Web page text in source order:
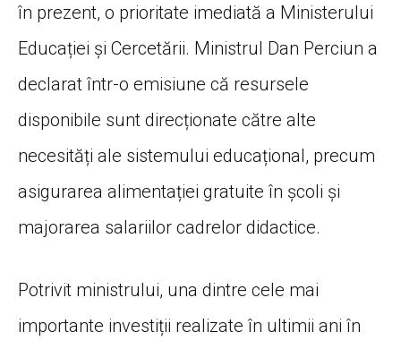
în prezent, o prioritate imediată a Ministerului
Educației și Cercetării. Ministrul Dan Perciun a
declarat într-o emisiune că resursele
disponibile sunt direcționate către alte
necesități ale sistemului educațional, precum
asigurarea alimentației gratuite în școli și
majorarea salariilor cadrelor didactice.
Potrivit ministrului, una dintre cele mai
importante investiții realizate în ultimii ani în